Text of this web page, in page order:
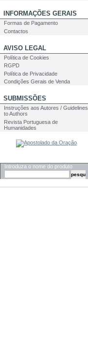
INFORMAÇÕES GERAIS
Formas de Pagamento
Contactos
AVISO LEGAL
Política de Cookies
RGPD
Política de Privacidade
Condições Gerais de Venda
SUBMISSÕES
Instruções aos Autores / Guidelines
to Authors
Revista Portuguesa de
Humanidades
Introduza o nome do produto